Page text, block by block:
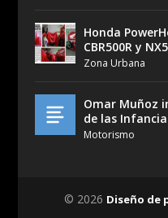
Honda
CBR500R y
Zona Urbana
Omar Muñoz
de las
Motorismo
© 2026 Diseño de